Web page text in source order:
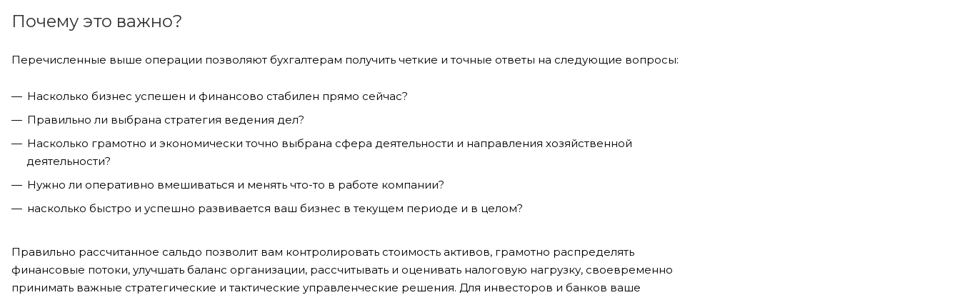
Почему это важно?
Перечисленные выше операции позволяют бухгалтерам получить четкие и точные ответы на следующие вопросы:
Насколько бизнес успешен и финансово стабилен прямо сейчас?
Правильно ли выбрана стратегия ведения дел?
Насколько грамотно и экономически точно выбрана сфера деятельности и направления хозяйственной
деятельности?
Нужно ли оперативно вмешиваться и менять что-то в работе компании?
насколько быстро и успешно развивается ваш бизнес в текущем периоде и в целом?
Правильно рассчитанное сальдо позволит вам контролировать стоимость активов, грамотно распределять
финансовые потоки, улучшать баланс организации, рассчитывать и оценивать налоговую нагрузку, своевременно
принимать важные стратегические и тактические управленческие решения. Для инвесторов и банков ваше